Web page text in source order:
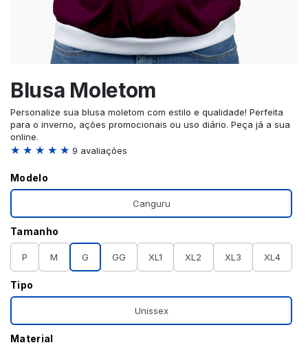
Blusa Moletom
Personalize sua blusa moletom com estilo e qualidade! Perfeita
para o inverno, ações promocionais ou uso diário. Peça já a sua
online.
★ ★ ★ ★ ★ 9 avaliações
Modelo
Canguru
Tamanho
P M G GG XL1 XL2 XL3 XL4
Tipo
Unissex
Material